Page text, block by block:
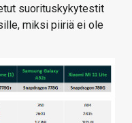
suorituskykytestit
miksi piiriä ei ole